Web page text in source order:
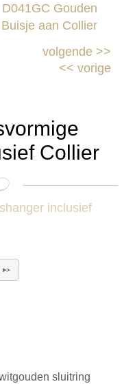
D041GC Gouden
aan Collier
volgende>>
<< vorige
Collier
sluitring